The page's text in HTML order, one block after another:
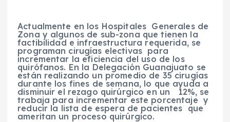
Actualmente en los Hospitales Generales de
Zona y algunos de sub-zona que tienen la
factibilidad e infraestructura requerida, se
programan cirugías electivas para
incrementar la eficiencia del uso de los
quirófanos. En la Delegación Guanajuato se
están realizando un promedio de 35 cirugías
durante los fines de semana, lo que ayuda a
disminuir el rezago quirúrgico en un 12%, se
trabaja para incrementar este porcentaje y
reducir la lista de espera de pacientes que
ameritan un proceso quirúrgico.